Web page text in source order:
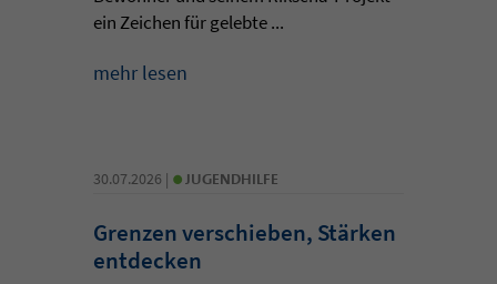
ein Zeichen für gelebte ...
mehr lesen
30.07.2026 | • JUGENDHILFE
Grenzen verschieben, Stärken
entdecken